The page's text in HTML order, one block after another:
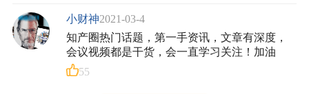
小财神2021-03-4
知产圈热门话题，第一手资讯，文章有深度，
会议视频都是干货，会一直学习关注！加油
55